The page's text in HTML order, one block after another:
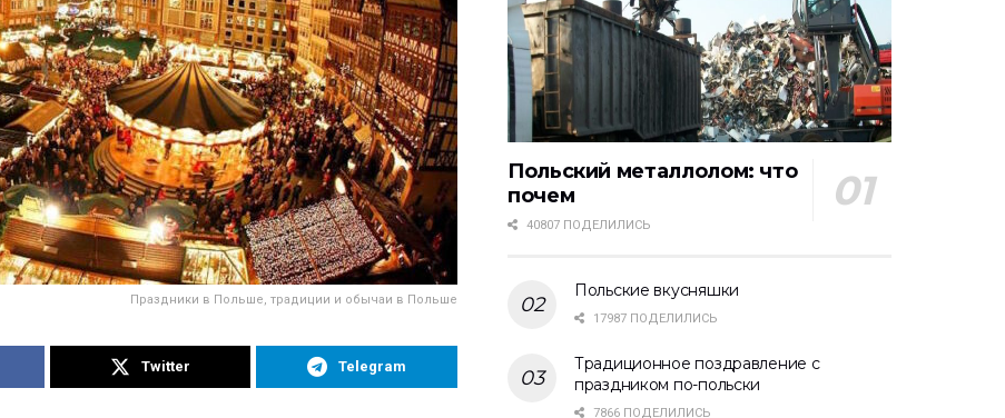
Праздники в Польше, традиции и обычаи в Польше
Twitter Telegram
Польский металлолом: что
почем
40807 ПОДЕЛИЛИСЬ
Польские вкусняшки
17987 ПОДЕЛИЛИСЬ
Традиционное поздравление с
праздником по-польски
7866 ПОДЕЛИЛИСЬ